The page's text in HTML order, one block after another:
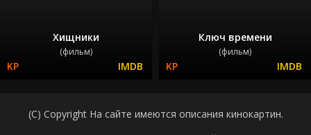
Хищники
(фильм)
Ключ времени
(фильм)
(C) Copyright На сайте имеются описания кинокартин.